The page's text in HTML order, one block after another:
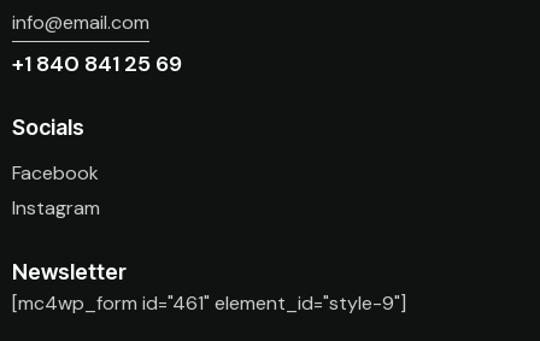
info@email.com
+1 840 841 25 69
Socials
Facebook
Instagram
Newsletter
[mc4wp_form id="461" element_id="style-9"]